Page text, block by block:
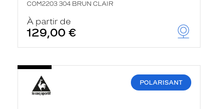
COM2203 304 BRUN CLAIR
À partir de
129,00 €
POLARISANT